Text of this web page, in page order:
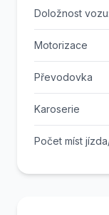
Doložnost vozu:
Motorizace
Převodovka
Karoserie
Počet míst